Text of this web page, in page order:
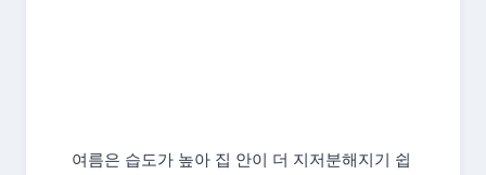
여름은 습도가 높아 집 안이 더 지저분해지기 쉽